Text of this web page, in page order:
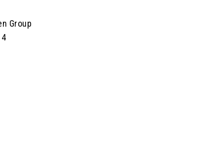
Group